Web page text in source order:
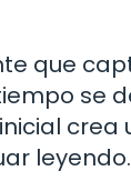
que
se
crea
leyendo.